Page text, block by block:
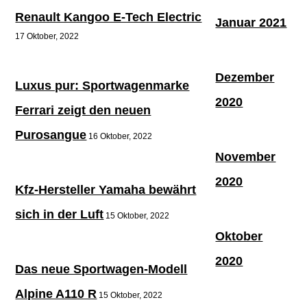
Renault Kangoo E-Tech Electric
17 Oktober, 2022
Luxus pur: Sportwagenmarke
Ferrari zeigt den neuen
Purosangue 16 Oktober, 2022
Kfz-Hersteller Yamaha bewährt
sich in der Luft 15 Oktober, 2022
Das neue Sportwagen-Modell
Alpine A110 R 15 Oktober, 2022
Januar 2021
Dezember
2020
November
2020
Oktober
2020